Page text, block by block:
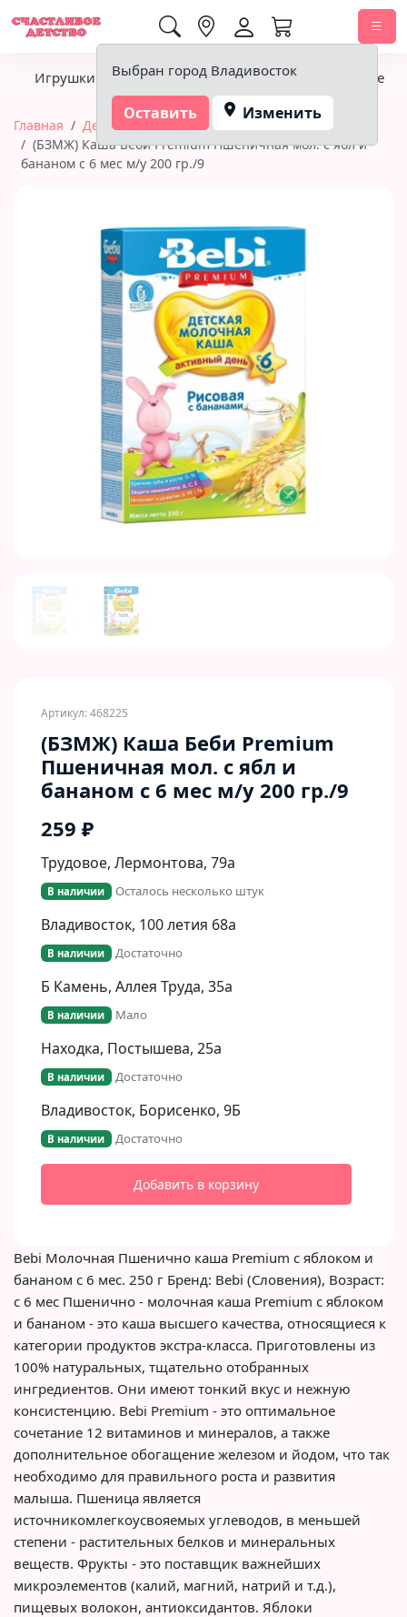
Выбран город Владивосток
Оставить Изменить
Игрушки Детское питание Подгузники, гигиена
Главная Детское питание
Каши
(БЗМЖ) Каша Беби Premium Пшеничная мол. с ябл и
бананом с 6 мес м/у 200 гр./9
Артикул: 468225
(БЗМЖ) Каша Беби Premium
Пшеничная мол. с ябл и
бананом с 6 мес м/у 200 гр./9
259 ₽
Трудовое, Лермонтова, 79а
В наличии Осталось несколько штук
Владивосток, 100 летия 68а
В наличии Достаточно
Б Камень, Аллея Труда, 35а
В наличии Мало
Находка, Постышева, 25а
В наличии Достаточно
Владивосток, Борисенко, 9Б​
В наличии Достаточно
Добавить в корзину
Bebi Молочная Пшенично каша Premium с яблоком и
бананом с 6 мес. 250 г Бренд: Bebi (Словения), Возраст:
с 6 мес Пшенично - молочная каша Premium с яблоком
и бананом - это каша высшего качества, относящиеся к
категории продуктов экстра-класса. Приготовлены из
100% натуральных, тщательно отобранных
ингредиентов. Они имеют тонкий вкус и нежную
консистенцию. Bebi Premium - это оптимальное
сочетание 12 витаминов и минералов, а также
дополнительное обогащение железом и йодом, что так
необходимо для правильного роста и развития
малыша. Пшеница является
источникомлегкоусвояемых углеводов, в меньшей
степени - растительных белков и минеральных
веществ. Фрукты - это поставщик важнейших
микроэлементов (калий, магний, натрий и т.д.),
пищевых волокон, антиоксидантов. Яблоки